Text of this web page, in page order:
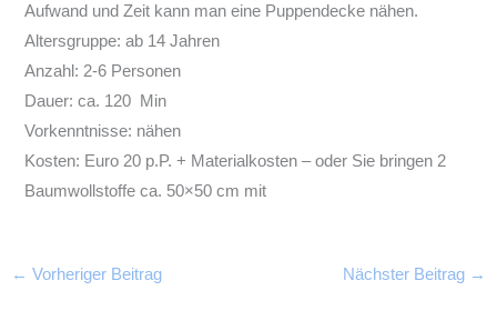
Aufwand und Zeit kann man eine Puppendecke nähen.
Altersgruppe: ab 14 Jahren
Anzahl: 2-6 Personen
Dauer: ca. 120 Min
Vorkenntnisse: nähen
Kosten: Euro 20 p.P. + Materialkosten – oder Sie bringen 2
Baumwollstoffe ca. 50×50 cm mit
← Vorheriger Beitrag Nächster Beitrag →